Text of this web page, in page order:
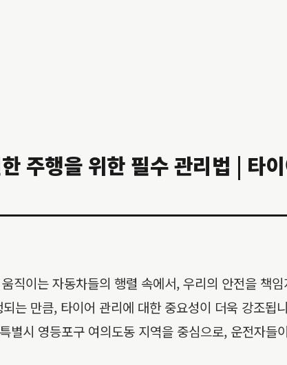
주행을 위한 필수 관리법 | 타
직이는 자동차들의 행렬 속에서, 우리의 안전을 책
는 만큼, 타이어 관리에 대한 중요성이 더욱 강조됩
시 영등포구 여의도동 지역을 중심으로, 운전자들